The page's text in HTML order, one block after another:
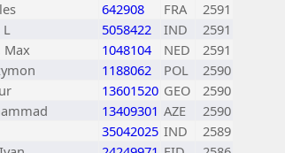
642908 FRA
2591
L 5058422 IND
2591
Max 1048104 NED
2591
1188062 POL
2590
13601520 GEO
2590
13409301 AZE
2590
35042025 IND
2589